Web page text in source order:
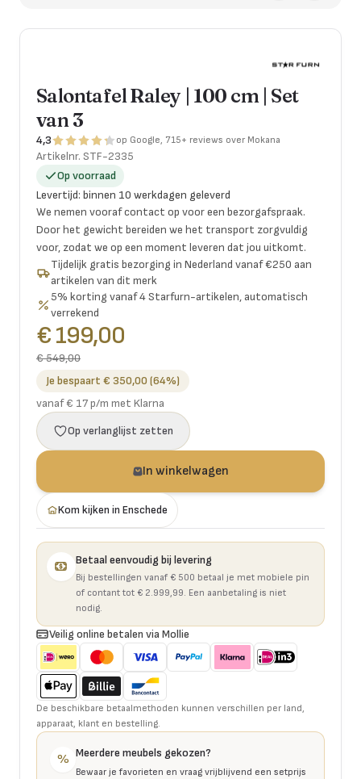
Salontafel Raley | 100 cm | Set
van 3
4,3 op Google, 715+ reviews over Mokana
Artikelnr. STF-2335
Op voorraad
Levertijd: binnen 10 werkdagen geleverd
We nemen vooraf contact op voor een bezorgafspraak.
Door het gewicht bereiden we het transport zorgvuldig
voor, zodat we op een moment leveren dat jou uitkomt.
Tijdelijk gratis bezorging in Nederland vanaf €250 aan
artikelen van dit merk
5% korting vanaf 4 Starfurn-artikelen, automatisch
verrekend
€ 199,00
€ 549,00
Je bespaart € 350,00 (64%)
vanaf € 17 p/m met Klarna
Op verlanglijst zetten
In winkelwagen
Kom kijken in Enschede
Betaal eenvoudig bij levering
Bij bestellingen vanaf € 500 betaal je met mobiele pin
of contant tot € 2.999,99. Een aanbetaling is niet
nodig.
Veilig online betalen via Mollie
De beschikbare betaalmethoden kunnen verschillen per land,
apparaat, klant en bestelling.
% Meerdere meubels gekozen?
Bewaar je favorieten en vraag vrijblijvend een setprijs